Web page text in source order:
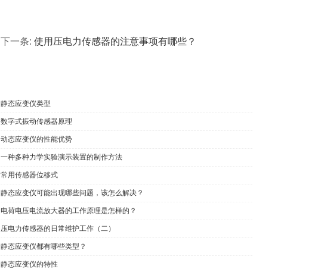
下一条: 使用压电力传感器的注意事项有哪些？
静态应变仪类型
数字式振动传感器原理
动态应变仪的性能优势
一种多种力学实验演示装置的制作方法
常用传感器位移式
静态应变仪可能出现哪些问题，该怎么解决？
电荷电压电流放大器的工作原理是怎样的？
压电力传感器的日常维护工作（二）
静态应变仪都有哪些类型？
静态应变仪的特性